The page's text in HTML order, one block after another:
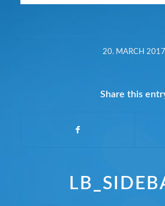
20. MARCH 2017
Share this